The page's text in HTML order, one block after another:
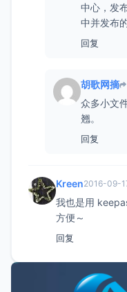
中心，发
中并发布
回复
胡歌网摘
众多小文
翘。
回复
Kreen2016-09-
我也是用
方便～
回复